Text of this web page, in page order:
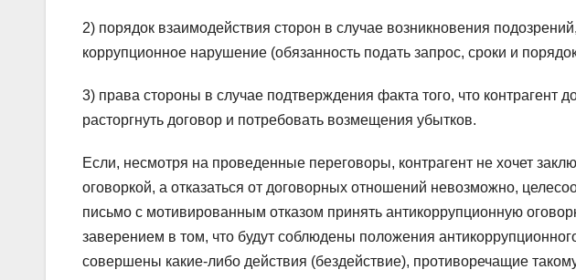
2) порядок взаимодействия сторон в случае возникновения
коррупционное нарушение (обязанность подать запрос, сроки и
3) права стороны в случае подтверждения факта того, что контрагент
расторгнуть договор и потребовать возмещения убытков.
Если, несмотря на проведенные переговоры, контрагент не хочет
оговоркой, а отказаться от договорных отношений невозможно,
письмо с мотивированным отказом принять антикоррупционную
заверением в том, что будут соблюдены положения
совершены какие-либо действия (бездействие), противоречащие такому